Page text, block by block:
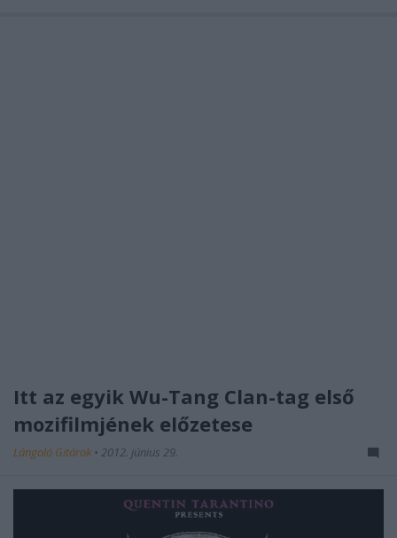
Itt az egyik Wu-Tang Clan-tag első
mozifilmjének előzetese
Lángoló Gitárok • 2012. június 29.